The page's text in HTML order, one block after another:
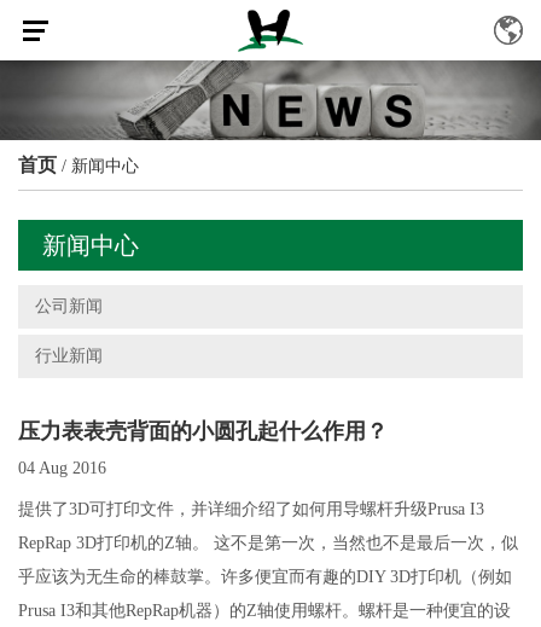
首页 / 新闻中心
新闻中心
公司新闻
行业新闻
压力表表壳背面的小圆孔起什么作用？
04 Aug 2016
提供了3D可打印文件，并详细介绍了如何用导螺杆升级Prusa I3
RepRap 3D打印机的Z轴。 这不是第一次，当然也不是最后一次，似
乎应该为无生命的棒鼓掌。许多便宜而有趣的DIY 3D打印机（例如
Prusa I3和其他RepRap机器）的Z轴使用螺杆。螺杆是一种便宜的设